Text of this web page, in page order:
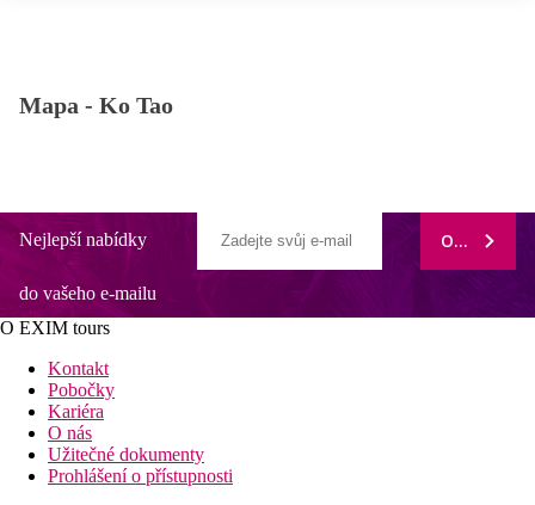
Mapa - Ko Tao
Nejlepší nabídky
do vašeho e-mailu
ODEBÍRAT
O EXIM tours
Kontakt
Pobočky
Kariéra
O nás
Užitečné dokumenty
Prohlášení o přístupnosti